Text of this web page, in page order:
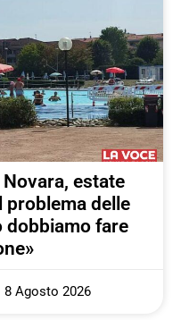
estate
problema delle
dobbiamo fare
8 Agosto 2026